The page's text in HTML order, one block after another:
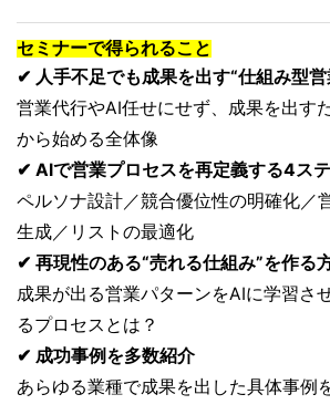
セミナーで得られること
✔ 人手不足でも成果を出す“仕組み型営
営業代行やAI任せにせず、成果を出す
から始める全体像
✔ AIで営業プロセスを再定義する4ス
ペルソナ設計／競合優位性の明確化／
生成／リストの最適化
✔ 再現性のある“売れる仕組み”を作る
成果が出る営業パターンをAIに学習さ
るプロセスとは？
✔ 成功事例を多数紹介
あらゆる業種で成果を出した具体事例